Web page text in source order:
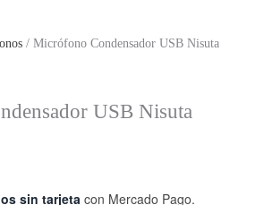
/ Micrófono Condensador USB Nisuta
USB Nisuta
sin tarjeta con Mercado Pago.